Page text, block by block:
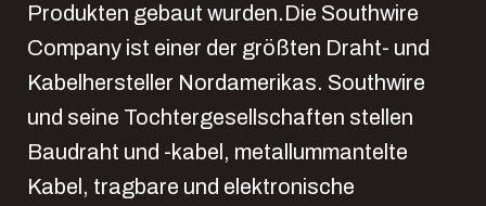
Produkten gebaut wurden.Die Southwire
Company ist einer der größten Draht- und
Kabelhersteller Nordamerikas. Southwire
und seine Tochtergesellschaften stellen
Baudraht und -kabel, metallummantelte
Kabel, tragbare und elektronische